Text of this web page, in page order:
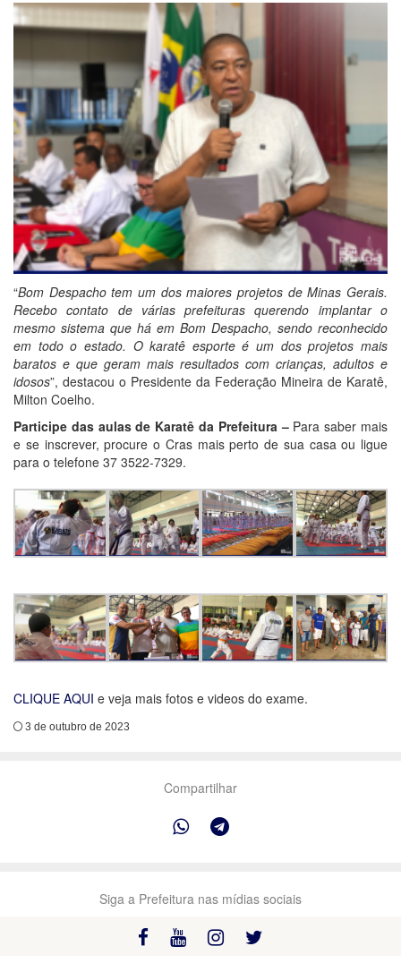
“Bom Despacho tem um dos maiores projetos de Minas Gerais.
Recebo contato de várias prefeituras querendo implantar o
mesmo sistema que há em Bom Despacho, sendo reconhecido
em todo o estado. O karatê esporte é um dos projetos mais
baratos e que geram mais resultados com crianças, adultos e
idosos”, destacou o Presidente da Federação Mineira de Karatê,
Milton Coelho.
Participe das aulas de Karatê da Prefeitura –Para saber mais
e se inscrever, procure o Cras mais perto de sua casa ou ligue
para o telefone 37 3522-7329.
CLIQUE AQUI e veja mais fotos e videos do exame.
3 de outubro de 2023
Compartilhar
Siga a Prefeitura nas mídias sociais